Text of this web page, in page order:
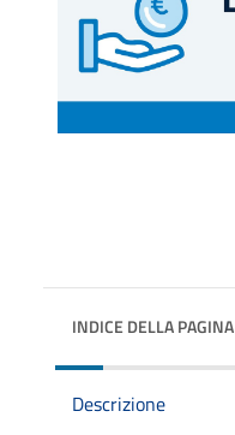
INDICE DELLA PAGINA
Descrizione